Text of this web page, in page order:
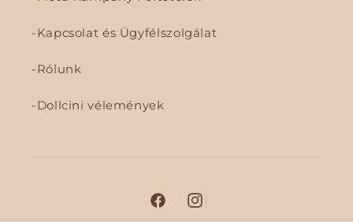
Kapcsolat és Ügyfélszolgálat
Rólunk
Dollcini vélemények
F
I